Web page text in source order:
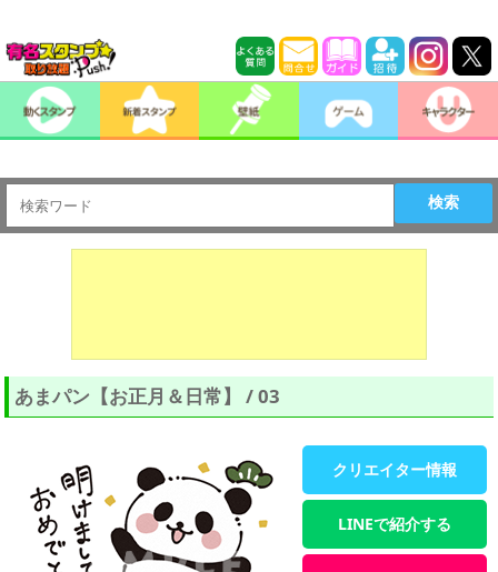
検索
あまパン【お正月＆日常】 / 03
クリエイター情報
LINEで紹介する